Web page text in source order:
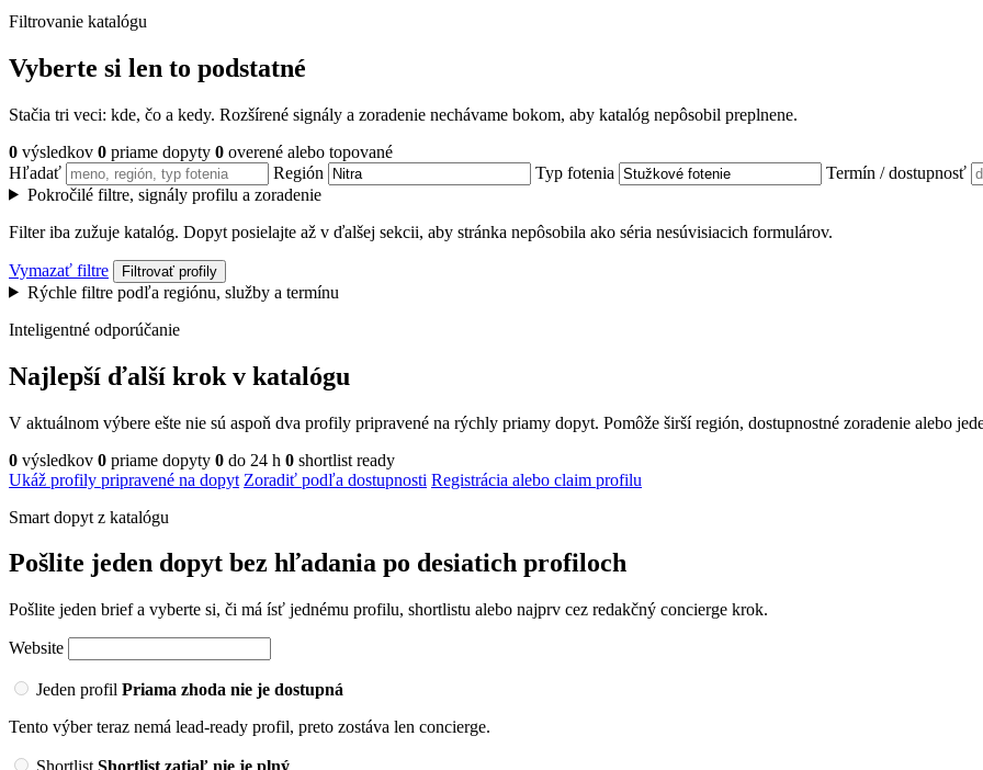
Filtrovanie katalógu
Vyberte si len to podstatné
Stačia tri veci: kde, čo a kedy. Rozšírené signály a zoradenie nechávame bokom, aby katalóg nepôsobil preplnene.
0 výsledkov 0 priame dopyty 0 overené alebo topované
Hľadať
Región Typ fotenia
Termín / dostupnosť
Pokročilé filtre, signály profilu a zoradenie
Filter iba zužuje katalóg. Dopyt posielajte až v ďalšej sekcii, aby stránka nepôsobila ako séria nesúvisiacich formulárov.
Vymazať filtre Filtrovať profily
Rýchle filtre podľa regiónu, služby a termínu
Inteligentné odporúčanie
Najlepší ďalší krok v katalógu
V aktuálnom výbere ešte nie sú aspoň dva profily pripravené na rýchly priamy dopyt. Pomôže širší región, dostupnostné zoradenie alebo
0 výsledkov 0 priame dopyty 0 do 24 h 0 shortlist ready
Ukáž profily pripravené na dopyt Zoradiť podľa dostupnosti Registrácia alebo claim profilu
Smart dopyt z katalógu
Pošlite jeden dopyt bez hľadania po desiatich profiloch
Pošlite jeden brief a vyberte si, či má ísť jednému profilu, shortlistu alebo najprv cez redakčný concierge krok.
Website
Jeden profil Priama zhoda nie je dostupná
Tento výber teraz nemá lead-ready profil, preto zostáva len concierge.